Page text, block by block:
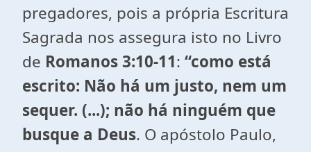
pregadores, pois a própria Escritura
Sagrada nos assegura isto no Livro
de Romanos 3:10-11: “como está
escrito: Não há um justo, nem um
sequer. (...); não há ninguém que
busque a Deus. O apóstolo Paulo,